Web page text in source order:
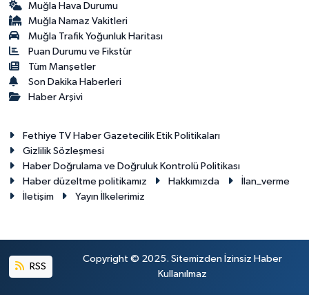
Muğla Hava Durumu
Muğla Namaz Vakitleri
Muğla Trafik Yoğunluk Haritası
Puan Durumu ve Fikstür
Tüm Manşetler
Son Dakika Haberleri
Haber Arşivi
Fethiye TV Haber Gazetecilik Etik Politikaları
Gizlilik Sözleşmesi
Haber Doğrulama ve Doğruluk Kontrolü Politikası
Haber düzeltme politikamız
Hakkımızda
İlan_verme
İletişim
Yayın İlkelerimiz
RSS
Copyright © 2025. Sitemizden İzinsiz Haber
Kullanılmaz